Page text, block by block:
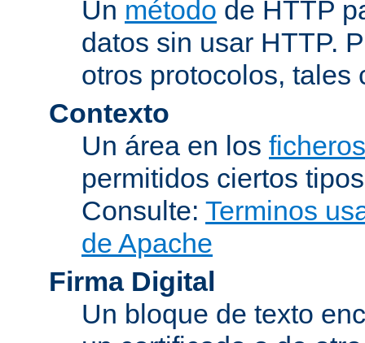
Un método de HTTP
datos sin usar HTTP.
otros protocolos, tales
Contexto
Un área en los
permitidos ciertos
Consulte: Terminos
de Apache
Firma Digital
Un bloque de texto